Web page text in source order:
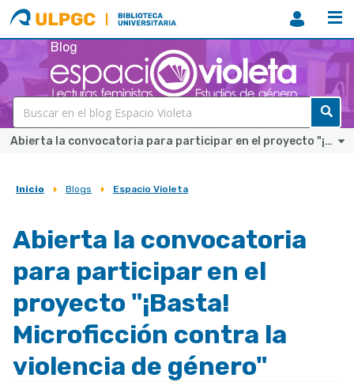
ULPGC
Biblioteca
ULPGC
Blog
Abierta la convocatoria para participar en el proyecto "¡Basta! Microficción contra la violencia de género"
Sobrescribir
de
ayuda
a
la
navegación
Inicio Blogs Espacio Violeta
Abierta la convocatoria
para participar en el
proyecto "¡Basta!
Microficción contra la
violencia de género"